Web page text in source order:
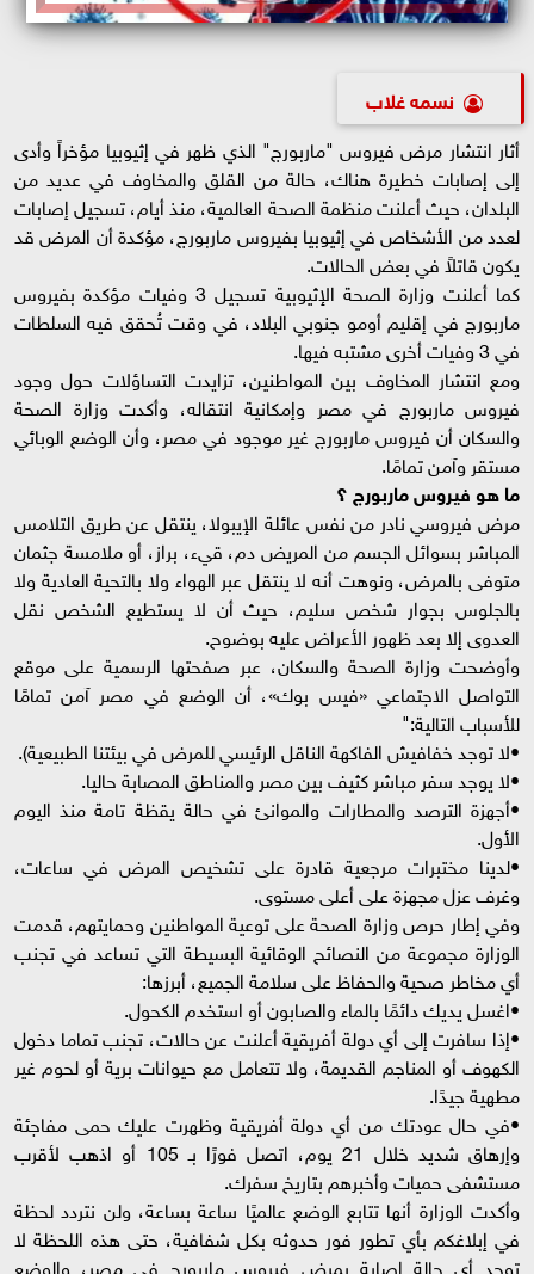
نسمه غلاب
أثار انتشار مرض فيروس "ماربورج" الذي ظهر في إثيوبيا مؤخراً وأدى
إلى إصابات خطيرة هناك، حالة من القلق والمخاوف في عديد من
البلدان، حيث أعلنت منظمة الصحة العالمية، منذ أيام، تسجيل إصابات
لعدد من الأشخاص في إثيوبيا بفيروس ماربورج، مؤكدة أن المرض قد
يكون قاتلاً في بعض الحالات.
كما أعلنت وزارة الصحة الإثيوبية تسجيل 3 وفيات مؤكدة بفيروس
ماربورج في إقليم أومو جنوبي البلاد، في وقت تُحقق فيه السلطات
في 3 وفيات أخرى مشتبه فيها.
ومع انتشار المخاوف بين المواطنين، تزايدت التساؤلات حول وجود
فيروس ماربورج في مصر وإمكانية انتقاله، وأكدت وزارة الصحة
والسكان أن فيروس ماربورج غير موجود في مصر، وأن الوضع الوبائي
مستقر وآمن تمامًا.
ماهوفيروسماربورج ؟
مرض فيروسي نادر من نفس عائلة الإيبولا، ينتقل عن طريق التلامس
المباشر بسوائل الجسم من المريض دم، قيء، براز، أو ملامسة جثمان
متوفى بالمرض، ونوهت أنه لا ينتقل عبر الهواء ولا بالتحية العادية ولا
بالجلوس بجوار شخص سليم، حيث أن لا يستطيع الشخص نقل
العدوى إلا بعد ظهور الأعراض عليه بوضوح.
وأوضحت وزارة الصحة والسكان، عبر صفحتها الرسمية على موقع
التواصل الاجتماعي «فيس بوك»، أن الوضع في مصر آمن تمامًا
للأسباب التالية:"
•لا توجد خفافيش الفاكهة الناقل الرئيسي للمرض في بيئتنا الطبيعية).
•لا يوجد سفر مباشر كثيف بين مصر والمناطق المصابة حاليا.
•أجهزة الترصد والمطارات والموانئ في حالة يقظة تامة منذ اليوم
الأول.
•لدينا مختبرات مرجعية قادرة على تشخيص المرض في ساعات،
وغرف عزل مجهزة على أعلى مستوى.
وفي إطار حرص وزارة الصحة على توعية المواطنين وحمايتهم، قدمت
الوزارة مجموعة من النصائح الوقائية البسيطة التي تساعد في تجنب
أي مخاطر صحية والحفاظ على سلامة الجميع، أبرزها:
•اغسل يديك دائمًا بالماء والصابون أو استخدم الكحول.
•إذا سافرت إلى أي دولة أفريقية أعلنت عن حالات، تجنب تماما دخول
الكهوف أو المناجم القديمة، ولا تتعامل مع حيوانات برية أو لحوم غير
مطهية جيدًا.
•في حال عودتك من أي دولة أفريقية وظهرت عليك حمى مفاجئة
وإرهاق شديد خلال 21 يوم، اتصل فورًا بـ 105 أو اذهب لأقرب
مستشفى حميات وأخبرهم بتاريخ سفرك.
وأكدت الوزارة أنها تتابع الوضع عالميًا ساعة بساعة، ولن نتردد لحظة
في إبلاغكم بأي تطور فور حدوثه بكل شفافية، حتى هذه اللحظة لا
توجد أي حالة إصابة بمرض فيروس ماربورج في مصر، والوضع